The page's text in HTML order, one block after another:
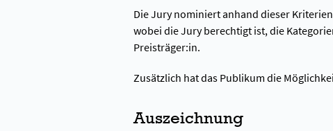
Die Jury nominiert anhand dieser
wobei die Jury berechtigt ist, die
Preisträger:in.
Zusätzlich hat das Publikum die
Auszeichnung